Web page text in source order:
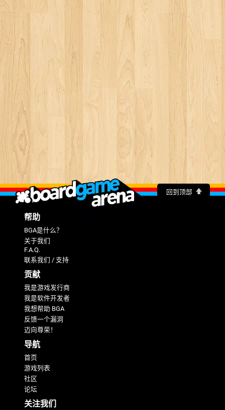
回到顶部
帮助
BGA是什么？
关于我们
F.A.Q.
联系我们 / 支持
贡献
我是游戏发行商
我是软件开发者
我想帮助 BGA
反馈一个漏洞
迈向尊荣！
导航
首页
游戏列表
社区
论坛
关注我们